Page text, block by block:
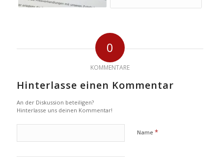
0
KOMMENTARE
Hinterlasse einen Kommentar
An der Diskussion beteiligen?
Hinterlasse uns deinen Kommentar!
Name *